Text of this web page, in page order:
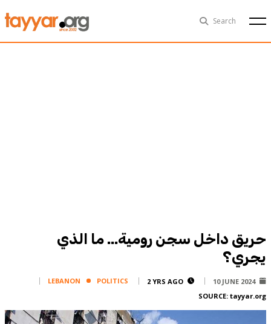
Search
Sun, Aug 9th 29°C
Corporate
Contact
حريق داخل سجن رومية... ما الذي
يجري؟
10 JUNE 2024
2 YRS AGO
LEBANON
POLITICS
SOURCE: tayyar.org